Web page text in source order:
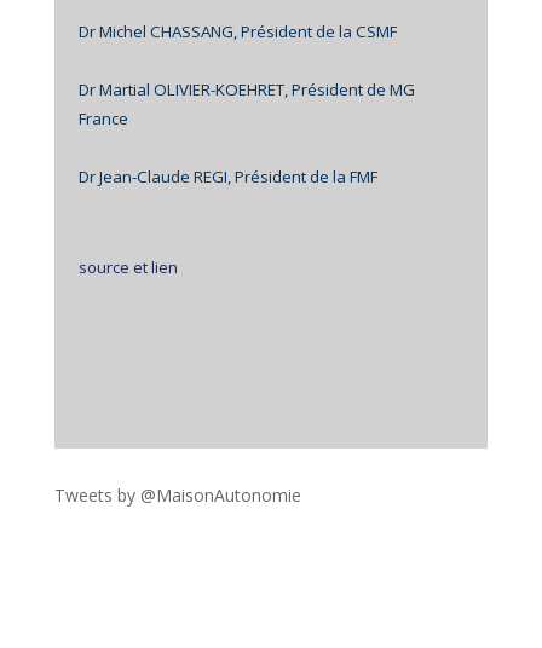
Dr Michel CHASSANG, Président de la CSMF
Dr Martial OLIVIER-KOEHRET, Président de MG
France
Dr Jean-Claude REGI, Président de la FMF
source et lien
Tweets by @MaisonAutonomie